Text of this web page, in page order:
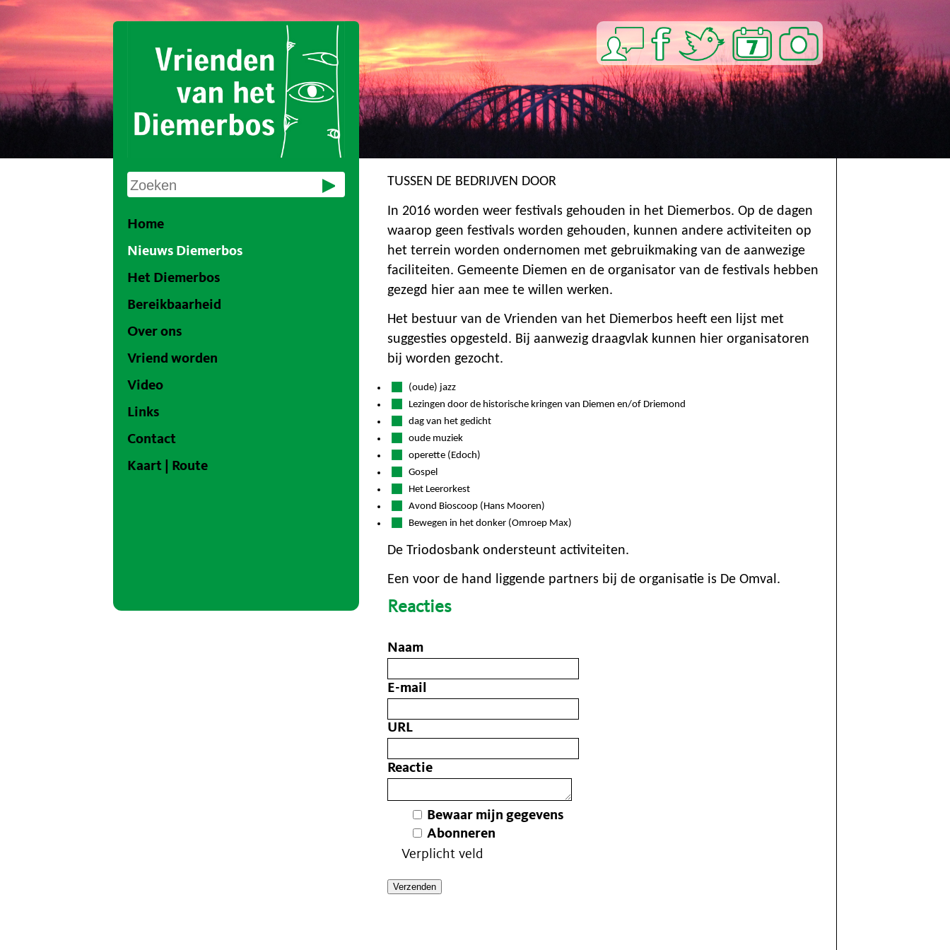
Home
Nieuws Diemerbos
Het Diemerbos
Bereikbaarheid
Over ons
Vriend worden
Video
Links
Contact
Kaart | Route
TUSSEN DE BEDRIJVEN DOOR
In 2016 worden weer festivals gehouden in het Diemerbos. Op de dagen
waarop geen festivals worden gehouden, kunnen andere activiteiten op
het terrein worden ondernomen met gebruikmaking van de aanwezige
faciliteiten. Gemeente Diemen en de organisator van de festivals hebben
gezegd hier aan mee te willen werken.
Het bestuur van de Vrienden van het Diemerbos heeft een lijst met
suggesties opgesteld. Bij aanwezig draagvlak kunnen hier organisatoren
bij worden gezocht.
(oude) jazz
Lezingen door de historische kringen van Diemen en/of Driemond
dag van het gedicht
oude muziek
operette (Edoch)
Gospel
Het Leerorkest
Avond Bioscoop (Hans Mooren)
Bewegen in het donker (Omroep Max)
De Triodosbank ondersteunt activiteiten.
Een voor de hand liggende partners bij de organisatie is De Omval.
Reacties
Naam
E-mail
URL
Reactie
Bewaar mijn gegevens
Abonneren
Verplicht veld
Verzenden